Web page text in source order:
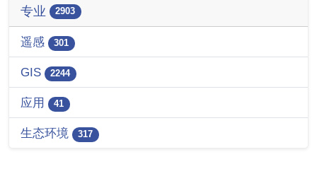
专业 2903
遥感 301
GIS 2244
应用 41
生态环境 317